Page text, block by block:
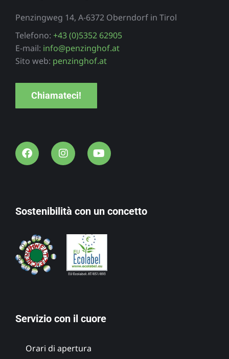
Penzingweg 14, A-6372 Oberndorf in Tirol
Telefono: +43 (0)5352 62905
E-mail: info@penzinghof.at
Sito web: penzinghof.at
Chiamateci!
Sostenibilità con un concetto
Servizio con il cuore
Orari di apertura